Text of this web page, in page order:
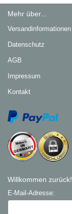
Mehr über...
Versandinformationen
Datenschutz
AGB
Impressum
Kontakt
Willkommen zurück!
E-Mail-Adresse: